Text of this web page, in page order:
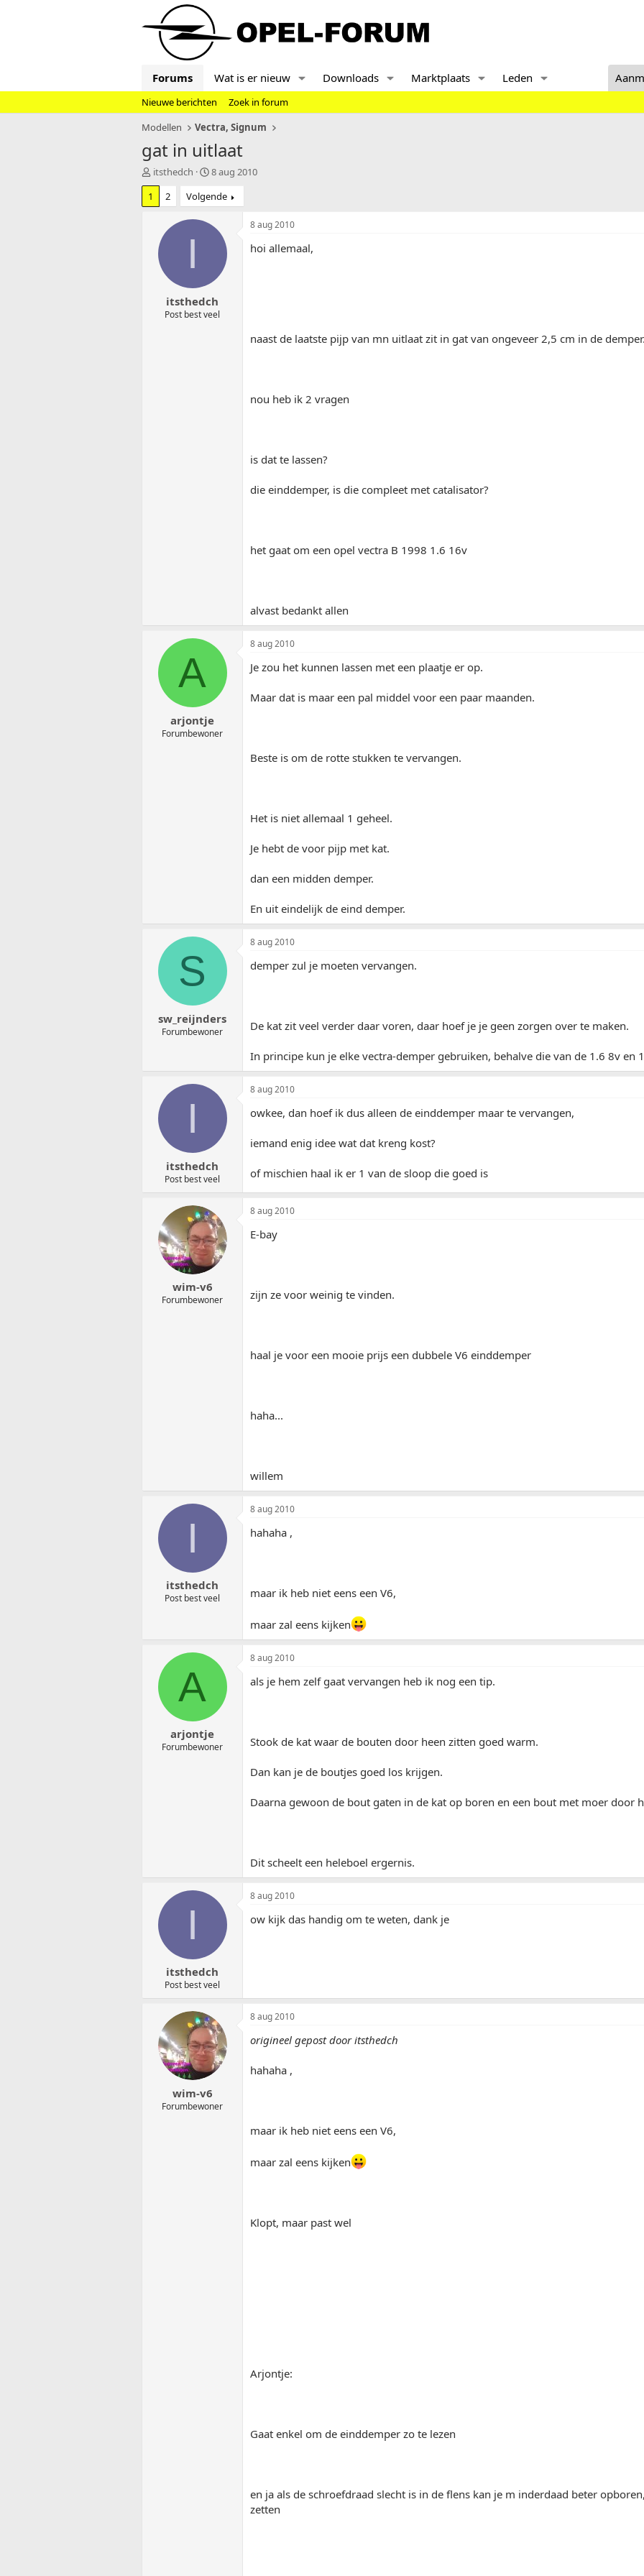
Forums Wat is er nieuw Downloads Marktplaats Leden
Nieuwe berichten
Zoek in forum
Modellen
Vectra, Signum
gat in uitlaat
T
o
i
itsthedch
S
a
r
t
8 aug 2010
1
2 Volgende
I
itsthedch
Post best veel
8 aug 2010
hoi allemaal,
naast de laatste pijp van mn uitlaat zit in gat van ongeveer 2,5 cm in de
nou heb ik 2 vragen
is dat te lassen?
die einddemper, is die compleet met catalisator?
het gaat om een opel vectra B 1998 1.6 16v
alvast bedankt allen
A
arjontje
Forumbewoner
8 aug 2010
Je zou het kunnen lassen met een plaatje er op.
Maar dat is maar een pal middel voor een paar maanden.
Beste is om de rotte stukken te vervangen.
Het is niet allemaal 1 geheel.
Je hebt de voor pijp met kat.
dan een midden demper.
En uit eindelijk de eind demper.
S
sw_reijnders
Forumbewoner
8 aug 2010
demper zul je moeten vervangen.
De kat zit veel verder daar voren, daar hoef je je geen zorgen over te maken.
In principe kun je elke vectra-demper gebruiken, behalve die van de 1.6 8v en
I
itsthedch
Post best veel
8 aug 2010
owkee, dan hoef ik dus alleen de einddemper maar te vervangen,
iemand enig idee wat dat kreng kost?
of mischien haal ik er 1 van de sloop die goed is
wim-v6
Forumbewoner
8 aug 2010
E-bay
zijn ze voor weinig te vinden.
haal je voor een mooie prijs een dubbele V6 einddemper
haha...
willem
I
itsthedch
Post best veel
8 aug 2010
hahaha ,
maar ik heb niet eens een V6,
maar zal eens kijken
A
arjontje
Forumbewoner
8 aug 2010
als je hem zelf gaat vervangen heb ik nog een tip.
Stook de kat waar de bouten door heen zitten goed warm.
Dan kan je de boutjes goed los krijgen.
Daarna gewoon de bout gaten in de kat op boren en een bout met moer door
Dit scheelt een heleboel ergernis.
I
itsthedch
Post best veel
8 aug 2010
ow kijk das handig om te weten, dank je
wim-v6
Forumbewoner
8 aug 2010
origineel gepost door itsthedch
hahaha ,
maar ik heb niet eens een V6,
maar zal eens kijken
Klopt, maar past wel
Arjontje:
Gaat enkel om de einddemper zo te lezen
en ja als de schroefdraad slecht is in de flens kan je m inderdaad beter
zetten